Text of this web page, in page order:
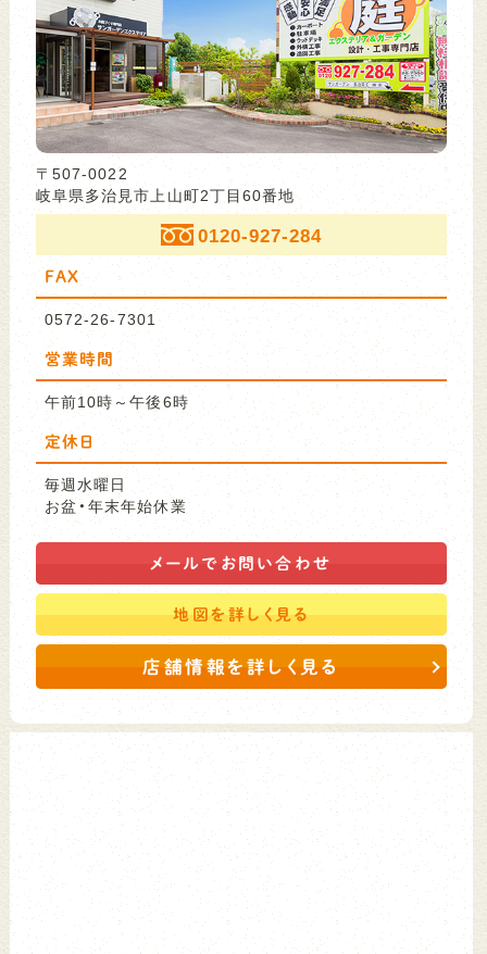
〒507-0022
岐阜県多治見市上山町2丁目60番地
0120-927-284
FAX
0572-26-7301
営業時間
午前10時～午後6時
定休日
毎週水曜日
お盆・年末年始休業
メールで お問い合わせ
地図を詳しく見る
店舗情報を詳しく見る